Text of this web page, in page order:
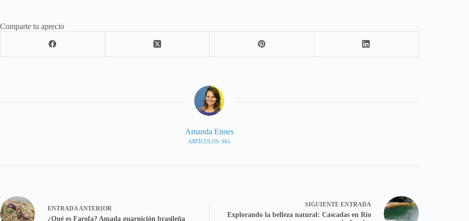
Comparte tu aprecio
Amanda Ennes
ARTÍCULOS: 661
ENTRADAANTERIOR
¿Qué es Farofa? Amada guarnición brasileña
SIGUIENTE ENTRADA
Explorando la belleza natural: Cascadas en Río